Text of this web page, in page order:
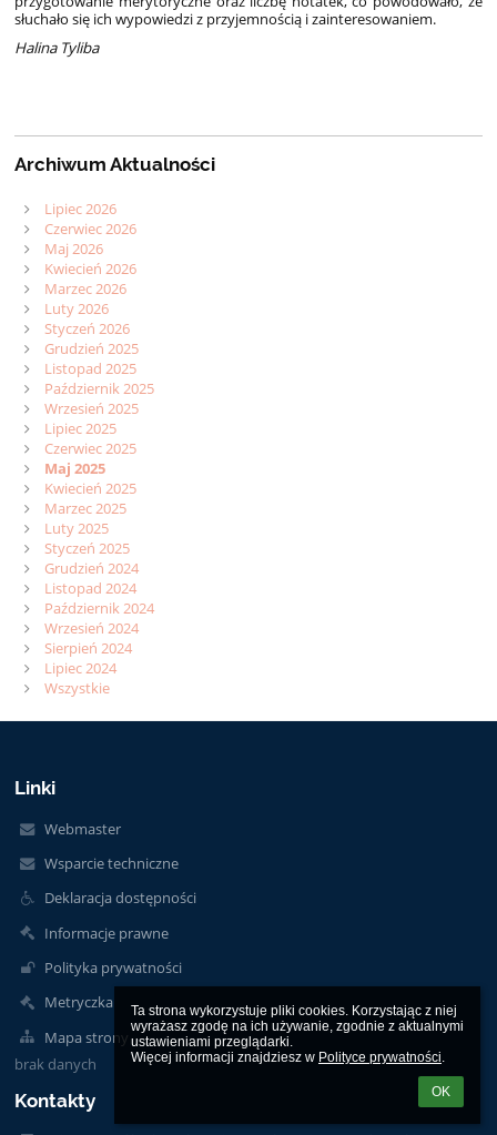
Ta strona wykorzystuje pliki cookies. Korzystając z niej
wyrażasz zgodę na ich używanie, zgodnie z aktualnymi
ustawieniami przeglądarki.
Więcej informacji znajdziesz w Polityce prywatności.
OK
słuchało się ich wypowiedzi z przyjemnością i zainteresowaniem.
Halina Tyliba
Archiwum Aktualności
Lipiec 2026
Czerwiec 2026
Maj 2026
Kwiecień 2026
Marzec 2026
Luty 2026
Styczeń 2026
Grudzień 2025
Listopad 2025
Październik 2025
Wrzesień 2025
Lipiec 2025
Czerwiec 2025
Maj 2025
Kwiecień 2025
Marzec 2025
Luty 2025
Styczeń 2025
Grudzień 2024
Listopad 2024
Październik 2024
Wrzesień 2024
Sierpień 2024
Lipiec 2024
Wszystkie
Linki
Webmaster
Wsparcie techniczne
Deklaracja dostępności
Informacje prawne
Polityka prywatności
Metryczka
Mapa strony
brak danych
Kontakty